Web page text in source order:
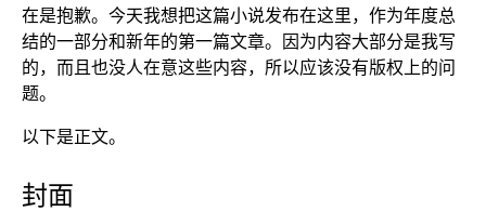
在是抱歉。今天我想把这篇小说发布在这里，作为年度总
结的一部分和新年的第一篇文章。因为内容大部分是我写
的，而且也没人在意这些内容，所以应该没有版权上的问
题。
以下是正文。
封面